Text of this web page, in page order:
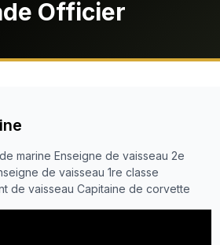
Officier
marine Enseigne de vaisseau 2e
de vaisseau 1re classe
de vaisseau Capitaine de corvette